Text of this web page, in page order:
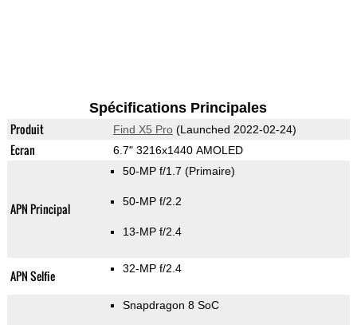
Spécifications Principales
Produit Find X5 Pro(Launched 2022-02-24)
Ecran 6.7" 3216x1440 AMOLED
APN Principal
50-MP f/1.7 (Primaire)
50-MP f/2.2
13-MP f/2.4
APN Selfie 32-MP f/2.4
Snapdragon 8 SoC